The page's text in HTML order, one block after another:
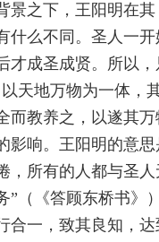
景之下，王阳明在
什么不同。圣人一
才成圣成贤。所以
天地万物为一体，
而教养之，以遂其
影响。王阳明的意
，所有的人都与圣
”（《答顾东桥书》
合一，致其良知，